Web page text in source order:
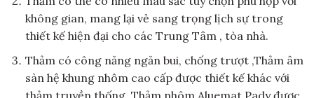
không gian, mang lại vẻ sang trọng lịch sự trong
thiết kế hiện đại cho các Trung Tâm , tòa nhà.
Thảm có công năng ngăn bui, chống trượt ,Thảm âm
sàn hệ khung nhôm cao cấp được thiết kế khác với
thảm truyền thống. Thảm nhôm Aluemat Pady được